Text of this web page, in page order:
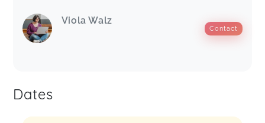
Viola Walz
Contact
Dates